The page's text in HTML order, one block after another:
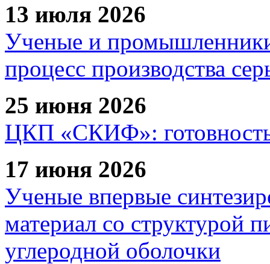
13 июля 2026
Ученые и
процесс производства
25 июня 2026
ЦКП «СКИФ»: готовность
17 июня 2026
Ученые впервые
материал со структурой
углеродной оболочки